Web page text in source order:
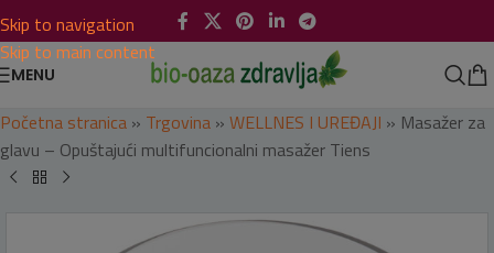
Skip to navigation
Skip to main content
MENU
Početna stranica » Trgovina » WELLNES I UREĐAJI » Masažer za
glavu – Opuštajući multifuncionalni masažer Tiens